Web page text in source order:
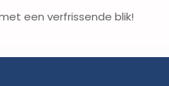
met een verfrissende blik!